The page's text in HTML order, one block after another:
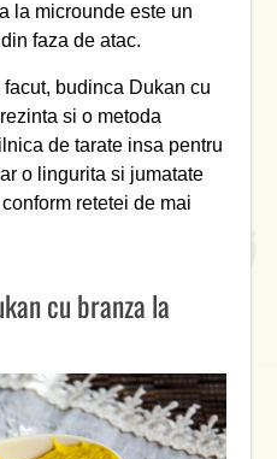
la microunde este un
faza de atac.
budinca Dukan cu
si o metoda
de tarate insa pentru
o lingurita si jumatate
retetei de mai
cu branza la